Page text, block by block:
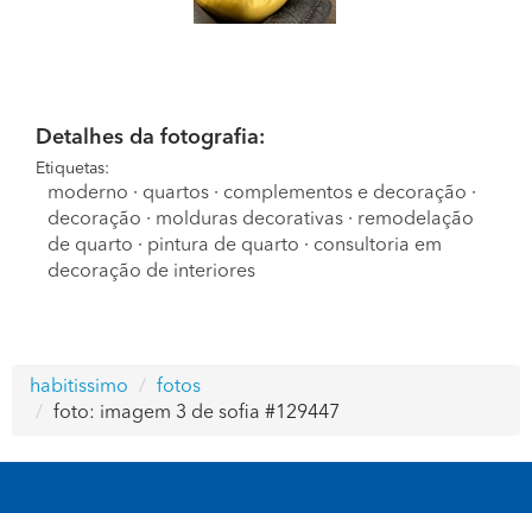
Detalhes da fotografia:
Etiquetas:
moderno · quartos · complementos e decoração ·
decoração · molduras decorativas · remodelação
de quarto · pintura de quarto · consultoria em
decoração de interiores
habitissimo
fotos
foto: imagem 3 de sofia #129447